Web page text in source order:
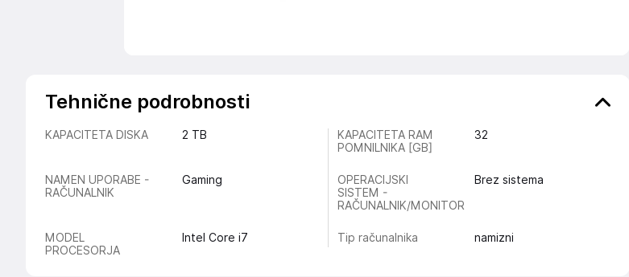
Tehnične podrobnosti
KAPACITETA DISKA 2 TB
KAPACITETA RAM
POMNILNIKA [GB]
32
NAMEN UPORABE -
RAČUNALNIK
Gaming
OPERACIJSKI
SISTEM -
RAČUNALNIK/MONITOR
Brez sistema
MODEL
PROCESORJA
Intel Core i7 Tip računalnika namizni